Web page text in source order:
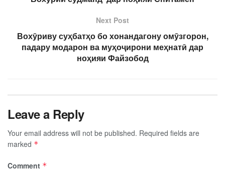
Next Post
Вохӯриву суҳбатҳо бо хонандагону омӯзгорон,
падару модарон ва муҳоҷирони меҳнатӣ дар
ноҳияи Файзобод
Leave a Reply
Your email address will not be published. Required fields are
marked *
Comment *